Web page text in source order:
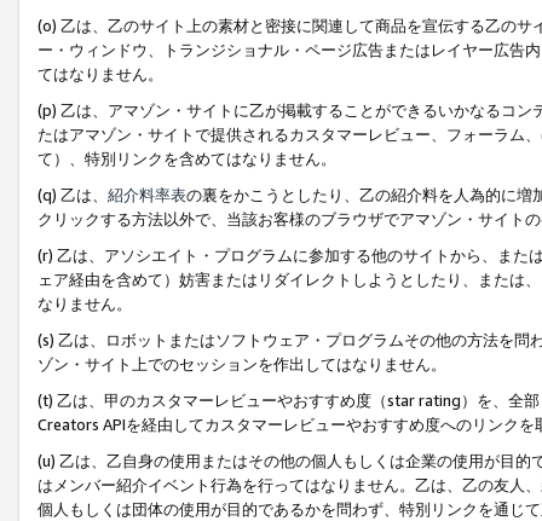
(o) 乙は、乙のサイト上の素材と密接に関連して商品を宣伝する乙の
ー・ウィンドウ、トランジショナル・ページ広告またはレイヤー広告
てはなりません。
(p) 乙は、アマゾン・サイトに乙が掲載することができるいかなるコ
たはアマゾン・サイトで提供されるカスタマーレビュー、フォーラム
て）、特別リンクを含めてはなりません。
(q) 乙は、 紹介料率表の裏をかこうとしたり、乙の紹介料を人為的に
クリックする方法以外で、当該お客様のブラウザでアマゾン・サイト
(r) 乙は、アソシエイト・プログラムに参加する他のサイトから、ま
ェア経由を含めて）妨害またはリダイレクトしようとしたり、または
なりません。
(s) 乙は、ロボットまたはソフトウェア・プログラムその他の方法を
ゾン・サイト上でのセッションを作出してはなりません。
(t) 乙は、甲のカスタマーレビューやおすすめ度（star rating）を、全
Creators APIを経由してカスタマーレビューやおすすめ度へのリンクを
(u) 乙は、乙自身の使用またはその他の個人もしくは企業の使用が目
はメンバー紹介イベント行為を行ってはなりません。乙は、乙の友人
個人もしくは団体の使用が目的であるかを問わず、特別リンクを通じ